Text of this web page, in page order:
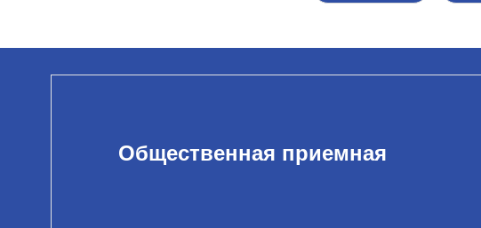
Общественная приемная